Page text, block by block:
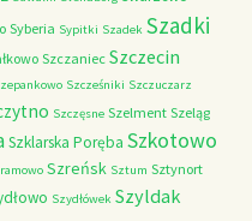
Syberia Sypitki Szadek Szadki
Szczaniec Szczecin
Szcześniki Szczuczarz
Szczęsne Szelment Szeląg
Szklarska Poręba Szkotowo
Szreńsk Sztum Sztynort
Szydłówek Szyldak